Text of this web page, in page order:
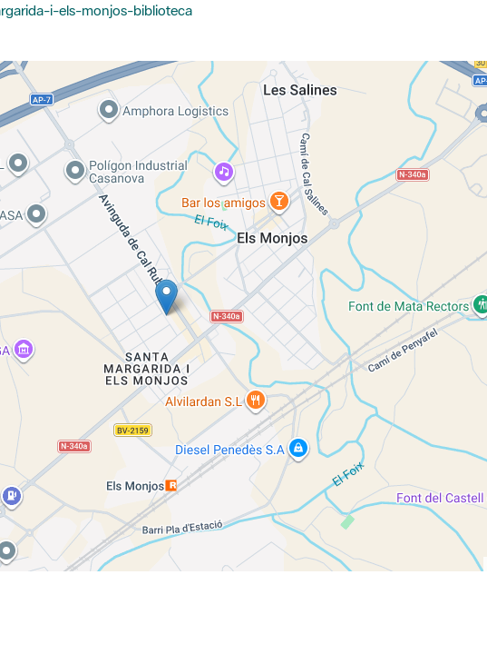
i-els-monjos-biblioteca